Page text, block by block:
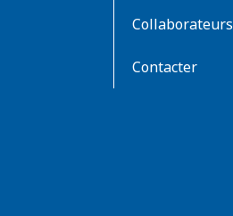
Collaborateurs
Contacter